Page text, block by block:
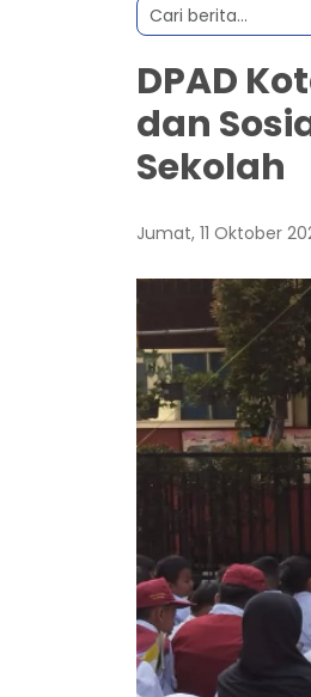
DPAD
dan
Sekolah
Jumat, 11 Oktober